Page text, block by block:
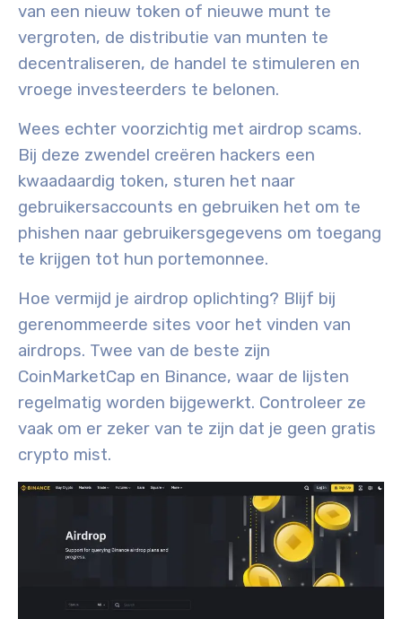
van een nieuw token of nieuwe munt te
vergroten, de distributie van munten te
decentraliseren, de handel te stimuleren en
vroege investeerders te belonen.
Wees echter voorzichtig met airdrop scams.
Bij deze zwendel creëren hackers een
kwaadaardig token, sturen het naar
gebruikersaccounts en gebruiken het om te
phishen naar gebruikersgegevens om toegang
te krijgen tot hun portemonnee.
Hoe vermijd je airdrop oplichting? Blijf bij
gerenommeerde sites voor het vinden van
airdrops. Twee van de beste zijn
CoinMarketCap en Binance, waar de lijsten
regelmatig worden bijgewerkt. Controleer ze
vaak om er zeker van te zijn dat je geen gratis
crypto mist.